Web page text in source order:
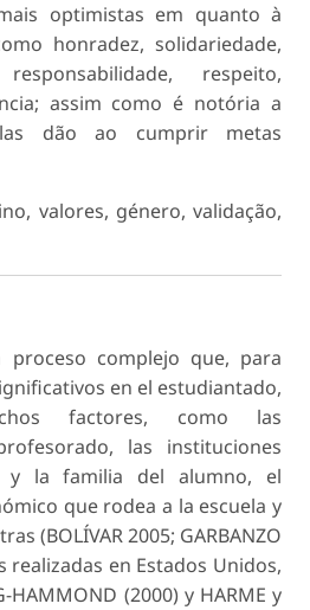
optimistas em quanto à
honradez, solidariedade,
respeito,
assim como é notória a
dão ao cumprir metas
valores, género, validação,
proceso complejo que, para
en el estudiantado,
factores, como las
las instituciones
y la familia del alumno, el
que rodea a la escuela y
(BOLÍVAR 2005; GARBANZO
realizadas en Estados Unidos,
HAMMOND (2000) y HARME y